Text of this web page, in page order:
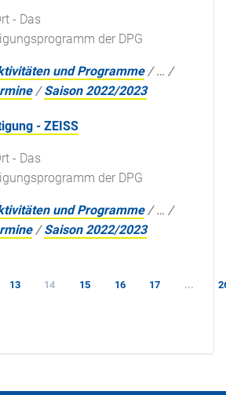
- Das
der DPG
und Programme /… /
/Saison 2022/2023
- ZEISS
- Das
der DPG
und Programme /… /
/Saison 2022/2023
13 14 15 16 17 ...